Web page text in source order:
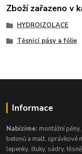
Zboží zařazeno v
HYDROIZOLACE
Těsnící pásy a fólie
Informace
Nabízíme: montážní
betonů a malt, správkové
lepenky, štuky, sádry,